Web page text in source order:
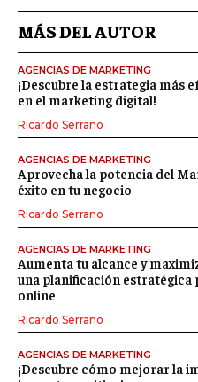
MÁS DEL AUTOR
AGENCIAS DE MARKETING
¡Descubre la estrategia más
en el marketing digital!
Ricardo Serrano
AGENCIAS DE MARKETING
Aprovecha la potencia del
éxito en tu negocio
Ricardo Serrano
AGENCIAS DE MARKETING
Aumenta tu alcance y
una planificación estratégica
online
Ricardo Serrano
AGENCIAS DE MARKETING
¡Descubre cómo mejorar la